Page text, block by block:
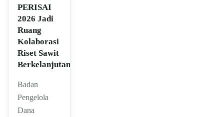
PERISAI
2026 Jadi
Ruang
Kolaborasi
Riset Sawit
Berkelanjutan
Badan
Pengelola
Dana